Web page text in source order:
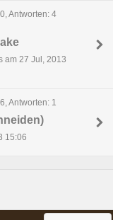
Antworten: 4
am 27 Jul, 2013
Antworten: 1
15:06